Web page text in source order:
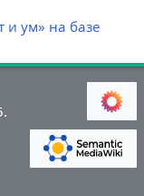
и ум» на базе